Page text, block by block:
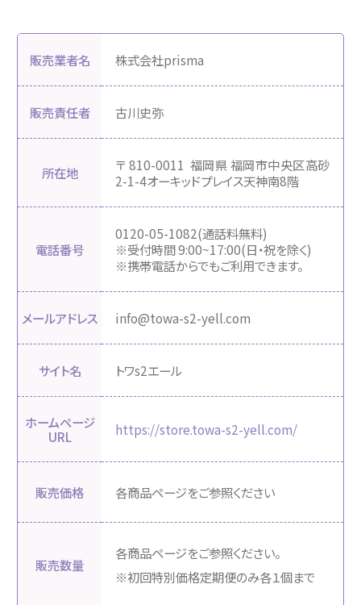
販売業者名 株式会社prisma
販売責任者 古川史弥
所在地 〒 810-0011 福岡県 福岡市中央区高砂
2-1-4オーキッドプレイス天神南8階
電話番号
0120-05-1082(通話料無料)
※受付時間 9:00~17:00(日・祝を除く)
※携帯電話からでもご利用できます。
メールアドレス info@towa-s2-yell.com
サイト名 トワs2エール
ホームページ
URL
https://store.towa-s2-yell.com/
販売価格 各商品ページをご参照ください
販売数量
各商品ページをご参照ください。
※初回特別価格定期便のみ各１個まで